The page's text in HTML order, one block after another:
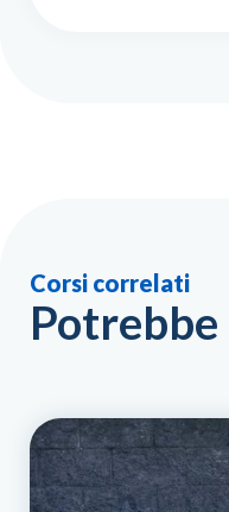
Corsi correlati
Potrebbe